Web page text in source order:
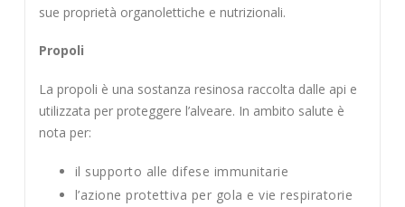
sue proprietà organolettiche e nutrizionali.
Propoli
La propoli è una sostanza resinosa raccolta dalle api e
utilizzata per proteggere l’alveare. In ambito salute è
nota per:
il supporto alle difese immunitarie
l’azione protettiva per gola e vie respiratorie